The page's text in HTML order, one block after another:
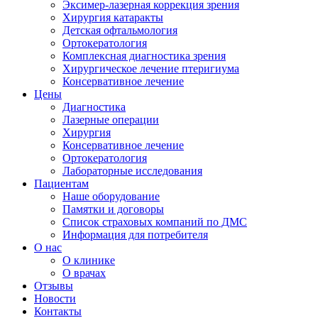
Эксимер-лазерная коррекция зрения
Хирургия катаракты
Детская офтальмология
Ортокератология
Комплексная диагностика зрения
Хирургическое лечение птеригиума
Консервативное лечение
Цены
Диагностика
Лазерные операции
Хирургия
Консервативное лечение
Ортокератология
Лабораторные исследования
Пациентам
Наше оборудование
Памятки и договоры
Список страховых компаний по ДМС
Информация для потребителя
О нас
О клинике
О врачах
Отзывы
Новости
Контакты